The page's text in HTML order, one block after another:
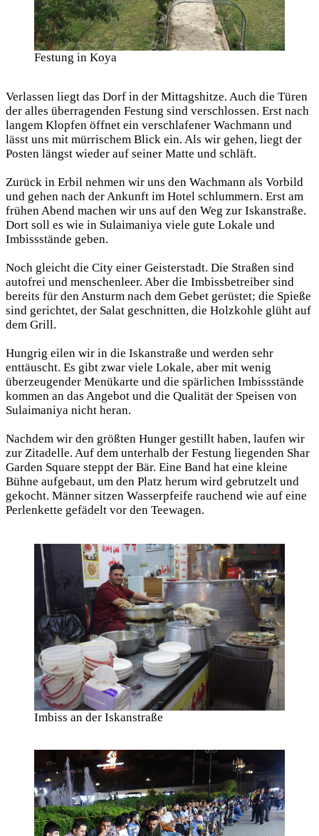
Festung in Koya
Verlassen liegt das Dorf in der Mittagshitze. Auch die Türen
der alles überragenden Festung sind verschlossen. Erst nach
langem Klopfen öffnet ein verschlafener Wachmann und
lässt uns mit mürrischem Blick ein. Als wir gehen, liegt der
Posten längst wieder auf seiner Matte und schläft.
Zurück in Erbil nehmen wir uns den Wachmann als Vorbild
und gehen nach der Ankunft im Hotel schlummern. Erst am
frühen Abend machen wir uns auf den Weg zur Iskanstraße.
Dort soll es wie in Sulaimaniya viele gute Lokale und
Imbissstände geben.
Noch gleicht die City einer Geisterstadt. Die Straßen sind
autofrei und menschenleer. Aber die Imbissbetreiber sind
bereits für den Ansturm nach dem Gebet gerüstet; die Spieße
sind gerichtet, der Salat geschnitten, die Holzkohle glüht auf
dem Grill.
Hungrig eilen wir in die Iskanstraße und werden sehr
enttäuscht. Es gibt zwar viele Lokale, aber mit wenig
überzeugender Menükarte und die spärlichen Imbissstände
kommen an das Angebot und die Qualität der Speisen von
Sulaimaniya nicht heran.
Nachdem wir den größten Hunger gestillt haben, laufen wir
zur Zitadelle. Auf dem unterhalb der Festung liegenden Shar
Garden Square steppt der Bär. Eine Band hat eine kleine
Bühne aufgebaut, um den Platz herum wird gebrutzelt und
gekocht. Männer sitzen Wasserpfeife rauchend wie auf eine
Perlenkette gefädelt vor den Teewagen.
Imbiss an der Iskanstraße